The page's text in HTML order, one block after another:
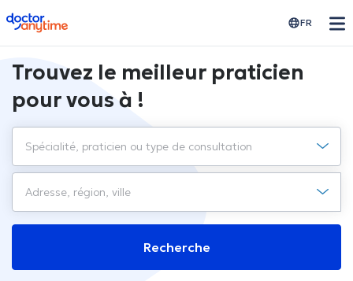
doctoranytime FR
Trouvez le meilleur praticien
pour vous à !
Recherche